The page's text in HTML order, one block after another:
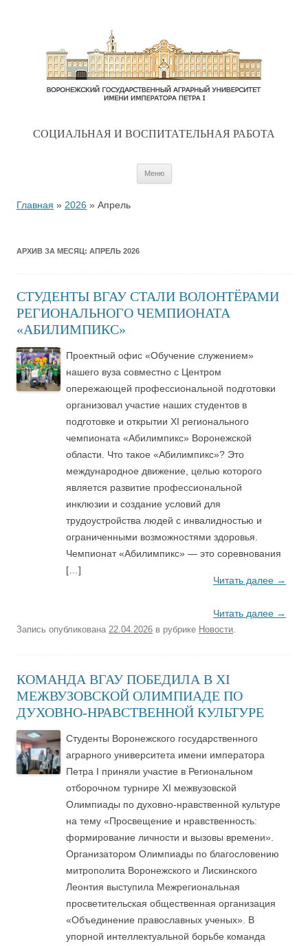
CОЦИАЛЬНАЯ И ВОСПИТАТЕЛЬНАЯ РАБОТА
Меню
Главная » 2026 » Апрель
АРХИВ ЗА МЕСЯЦ: АПРЕЛЬ 2026
СТУДЕНТЫ ВГАУ СТАЛИ ВОЛОНТЁРАМИ
РЕГИОНАЛЬНОГО ЧЕМПИОНАТА
«АБИЛИМПИКС»
Проектный офис «Обучение служением»
нашего вуза совместно с Центром
опережающей профессиональной подготовки
организовал участие наших студентов в
подготовке и открытии XI регионального
чемпионата «Абилимпикс» Воронежской
области. Что такое «Абилимпикс»? Это
международное движение, целью которого
является развитие профессиональной
инклюзии и создание условий для
трудоустройства людей с инвалидностью и
ограниченными возможностями здоровья.
Чемпионат «Абилимпикс» — это соревнования
[…]
Читать далее →
Читать далее →
Запись опубликована 22.04.2026 в рубрике Новости
КОМАНДА ВГАУ ПОБЕДИЛА В XI
МЕЖВУЗОВСКОЙ ОЛИМПИАДЕ ПО
ДУХОВНО-НРАВСТВЕННОЙ КУЛЬТУРЕ
Студенты Воронежского государственного
аграрного университета имени императора
Петра I приняли участие в Региональном
отборочном турнире XI межвузовской
Олимпиады по духовно-нравственной культуре
на тему «Просвещение и нравственность:
формирование личности и вызовы времени».
Организатором Олимпиады по благословению
митрополита Воронежского и Лискинского
Леонтия выступила Межрегиональная
просветительская общественная организация
«Объединение православных ученых». В
упорной интеллектуальной борьбе команда